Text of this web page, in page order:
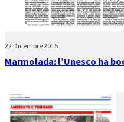
22 Dicembre 2015
Marmolada: l’Unesco ha